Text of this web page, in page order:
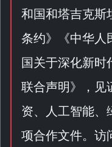
和国和塔吉克斯
条约》《中华人
国关于深化新时
联合声明》，见
资、人工智能、
项合作文件。访